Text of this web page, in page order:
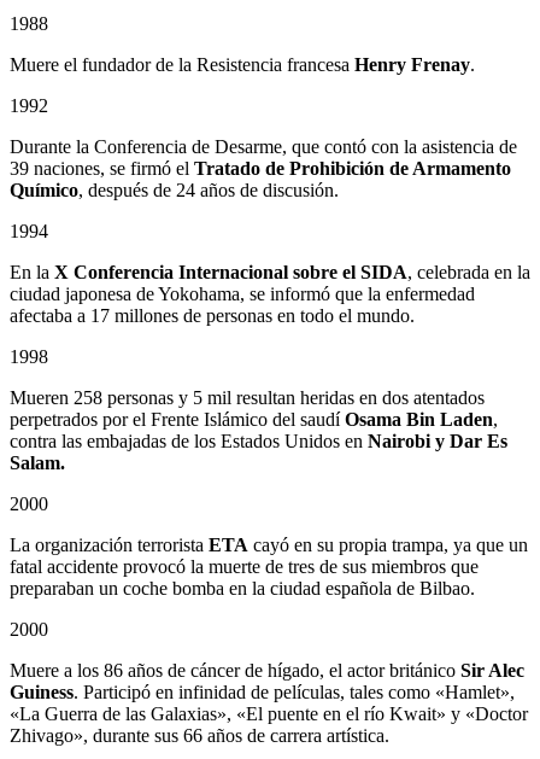
1988
Muere el fundador de la Resistencia francesa Henry Frenay.
1992
Durante la Conferencia de Desarme, que contó con la asistencia de
39 naciones, se firmó el Tratado de Prohibición de Armamento
Químico, después de 24 años de discusión.
1994
En la X Conferencia Internacional sobre el SIDA, celebrada en la
ciudad japonesa de Yokohama, se informó que la enfermedad
afectaba a 17 millones de personas en todo el mundo.
1998
Mueren 258 personas y 5 mil resultan heridas en dos atentados
perpetrados por el Frente Islámico del saudíOsama Bin Laden,
contra las embajadas de los Estados Unidos en Nairobi y Dar Es
Salam.
2000
La organización terrorista ETA cayó en su propia trampa, ya que un
fatal accidente provocó la muerte de tres de sus miembros que
preparaban un coche bomba en la ciudad española de Bilbao.
2000
Muere a los 86 años de cáncer de hígado, el actor británico Sir Alec
Guiness. Participó en infinidad de películas, tales como «Hamlet»,
«La Guerra de las Galaxias», «El puente en el río Kwait» y «Doctor
Zhivago», durante sus 66 años de carrera artística.